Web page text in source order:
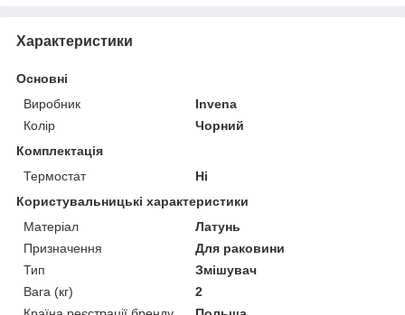
Характеристики
Основні
Виробник
Invena
Колір
Чорний
Комплектація
Термостат
Ні
Користувальницькі характеристики
Матеріал
Латунь
Призначення
Для раковини
Тип
Змішувач
Вага (кг)
2